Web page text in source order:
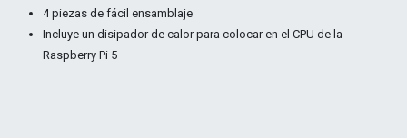
4 piezas de fácil ensamblaje
Incluye un disipador de calor para colocar en el CPU de la
Raspberry Pi 5